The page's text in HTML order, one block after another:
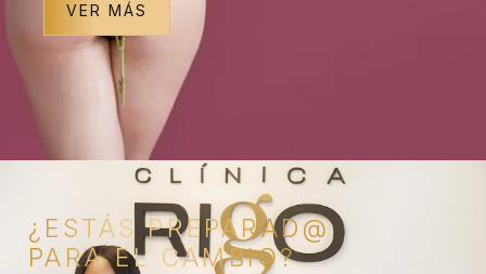
VER MÁS
¿ESTÁS PREPARAD@
PARA EL CAMBIO?